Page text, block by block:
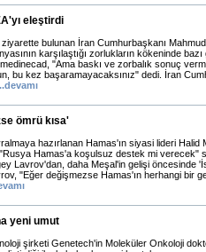
eleştirdi
bulunan İran Cumhurbaşkanı Mahmud
karşılaştığı zorlukların kökeninde
"Ama baskı ve zorbalık sonuç
bu kez başaramayacaksınız" dedi. İran
devamı
ömrü kısa'
hazırlanan Hamas'ın siyasi lideri Halid
Hamas'a koşulsuz destek mi verecek"
Lavrov'dan, daha Meşal'in gelişi öncesinde
"Eğer değişmezse Hamas'ın herhangi bir
yeni umut
şirketi Genetech'in Moleküler Onkoloji